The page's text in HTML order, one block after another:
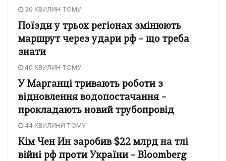
30 ХВИЛИН ТОМУ
Поїзди у трьох регіонах змінюють
маршрут через удари рф – що треба
знати
40 ХВИЛИН ТОМУ
У Марганці тривають роботи з
відновлення водопостачання –
прокладають новий трубопровід
44 ХВИЛИНИ ТОМУ
Кім Чен Ин заробив $22 млрд на тлі
війні рф проти України – Bloomberg